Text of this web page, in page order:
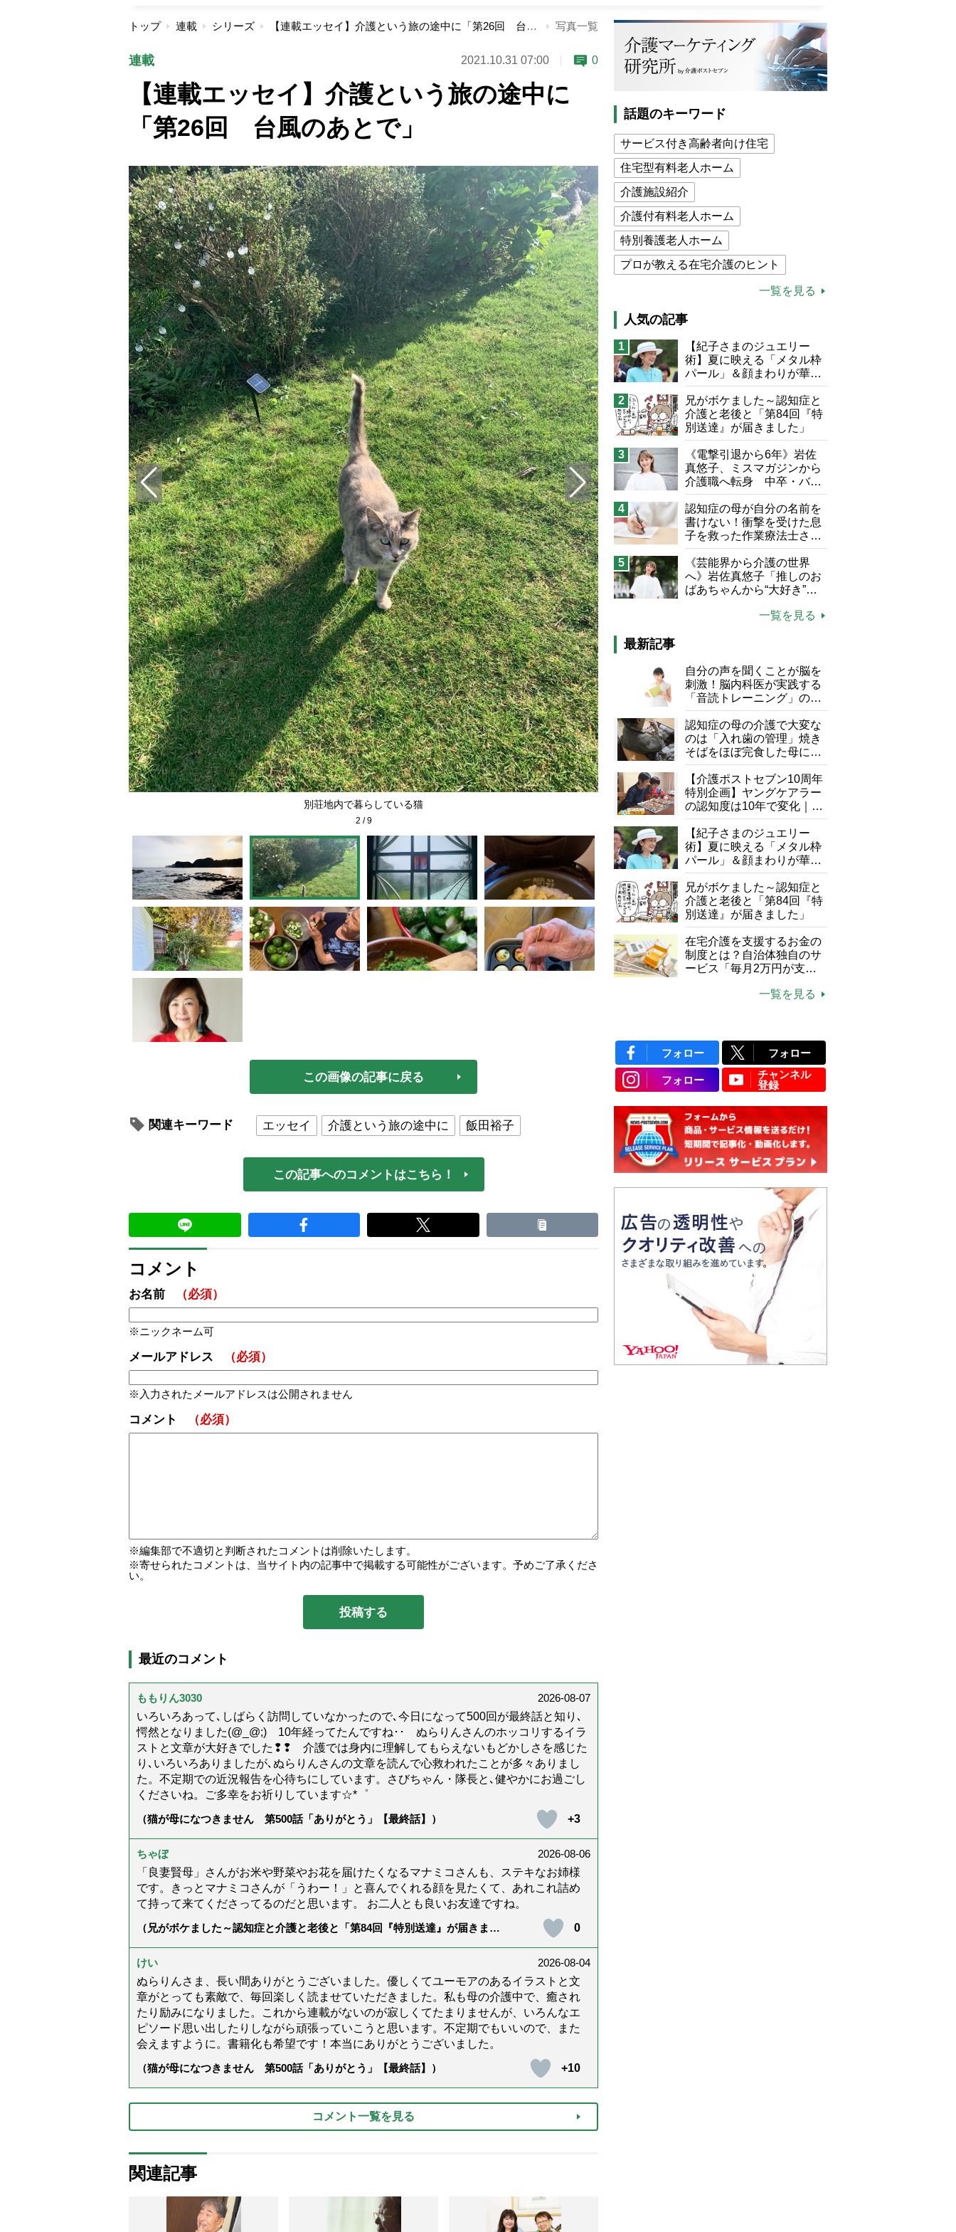
トップ 連載 シリーズ 【連載エッセイ】介護という旅の途中に「第26回 台風のあとで」 写真一覧
連載 2021.10.31 07:00 0
【連載エッセイ】介護という旅の途中に
「第26回 台風のあとで」
別荘地内で暮らしている猫 窓の外は激しい雨風
2 /9
この画像の記事に戻る
関連キーワード エッセイ 介護という旅の途中に 飯田裕子
この記事へのコメントはこちら！
コメント
お名前 （必須）
ニックネーム可
メールアドレス （必須）
入力されたメールアドレスは公開されません
コメント （必須）
編集部で不適切と判断されたコメントは削除いたします。
寄せられたコメントは、当サイト内の記事中で掲載する可能性がございます。予めご了承くださ
い。
最近のコメント
ももりん3030
2026-08-07
いろいろあって､しばらく訪問していなかったので､今日になって500回が最終話と知り､
愕然となりました(@_@;) 10年経ってたんですね･･ ぬらりんさんのホッコリするイラ
ストと文章が大好きでした❢❢ 介護では身内に理解してもらえないもどかしさを感じた
り､いろいろありましたが､ぬらりんさんの文章を読んで心救われたことが多々ありまし
た。不定期での近況報告を心待ちにしています。さびちゃん・隊長と､健やかにお過ごし
くださいね。ご多幸をお祈りしています☆*゜
（猫が母になつきません 第500話「ありがとう」【最終話】）
+3
ちゃぼ
2026-08-06
「良妻賢母」さんがお米や野菜やお花を届けたくなるマナミコさんも、ステキなお姉様
です。きっとマナミコさんが「うわー！」と喜んでくれる顔を見たくて、あれこれ詰め
て持って来てくださってるのだと思います。 お二人とも良いお友達ですね。
（兄がボケました～認知症と介護と老後と「第84回『特別送達』が届きまし
0
けい
2026-08-04
ぬらりんさま、長い間ありがとうございました。優しくてユーモアのあるイラストと文
章がとっても素敵で、毎回楽しく読ませていただきました。私も母の介護中で、癒され
たり励みになりました。これから連載がないのが寂しくてたまりませんが、いろんなエ
ピソード思い出したりしながら頑張っていこうと思います。不定期でもいいので、また
会えますように。書籍化も希望です！本当にありがとうございました。
（猫が母になつきません 第500話「ありがとう」【最終話】）
+10
コメント一覧を見る
関連記事
話題のキーワード
サービス付き高齢者向け住宅
住宅型有料老人ホーム
介護施設紹介
介護付有料老人ホーム
特別養護老人ホーム
プロが教える在宅介護のヒント
介護食
高木ブー
ケアマネジャー
猫が母になつきません
息子の遠距離介護サバイバル術
兄がボケました
便利なサービス
予防法
一覧を見る
人気の記事
1
【紀子さまのジュエリー
術】夏に映える「メタル枠
パール」＆顔まわりが華や
ぐ「揺れる一粒」の使い分
け方
2
兄がボケました～認知症と
介護と老後と「第84回『特
別送達』が届きました」
3
《電撃引退から6年》岩佐
真悠子、ミスマガジンから
介護職へ転身 中卒・バイ
ト経験ゼロの彼女が見つけ
た“居場所”「社会の役に立
ちながら自分らしくいられ
る」
4
認知症の母が自分の名前を
書けない！衝撃を受けた息
子を救った作業療法士さん
の言葉
5
《芸能界から介護の世界
へ》岩佐真悠子「推しのお
ばあちゃんから“大好き”を
飛ぶ“やりがい”、介護の現
一覧を見る
最新記事
自分の声を聞くことが脳を
刺激！脳内科医が実践する
「音読トレーニング」の極
意
認知症の母の介護で大変な
のは「入れ歯の管理」焼き
そばをほぼ完食した母に息
子が血の気が引いた理由
【介護ポストセブン10周年
特別企画】ヤングケアラー
の認知度は10年で変化｜流
行語大賞にノミネート、法
律にも明記されたが果たし
て現在は？
【紀子さまのジュエリー
術】夏に映える「メタル枠
パール」＆顔まわりが華や
ぐ「揺れる一粒」の使い分
け方
兄がボケました～認知症と
介護と老後と「第84回『特
別送達』が届きました」
在宅介護を支援するお金の
制度とは？自治体独自のサ
ービス「毎月2万円が支給
一覧を見る
フォロー フォロー
フォロー
チャンネル
登録